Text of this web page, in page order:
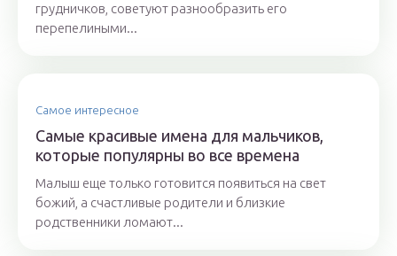
грудничков, советуют разнообразить его
перепелиными...
Самое интересное
Самые красивые имена для мальчиков,
которые популярны во все времена
Малыш еще только готовится появиться на свет
божий, а счастливые родители и близкие
родственники ломают...